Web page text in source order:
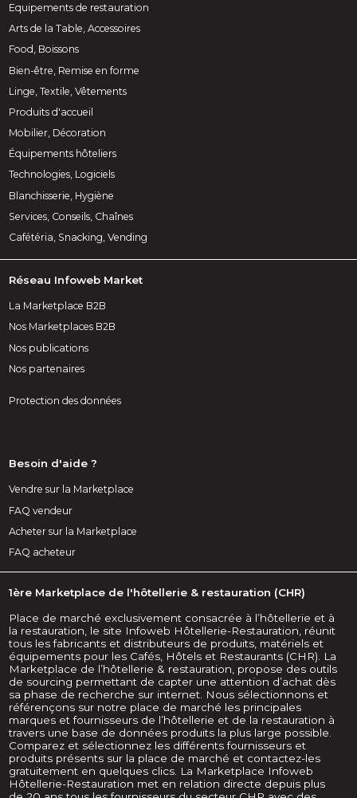
Equipements de restauration
Arts de la Table, Accessoires
Food, Boissons
Bien-être, Remise en forme
Linge, Textile, Vêtements
Produits d'accueil
Mobilier, Décoration
Équipements hôteliers
Technologies, Logiciels
Blanchisserie, Hygiène
Services, Conseils, Chaînes
Cafétéria, Snacking, Vending
Réseau Infoweb Market
La Marketplace B2B
Nos Marketplaces B2B
Nos publications
Nos partenaires
Protection des données
Besoin d'aide ?
Vendre sur la Marketplace
FAQ vendeur
Acheter sur la Marketplace
FAQ acheteur
1ère Marketplace de l'hôtellerie & restauration (CHR)
Place de marché exclusivement consacrée à l’hôtellerie et à
la restauration, le site Infoweb Hôtellerie-Restauration, réunit
tous les fabricants et distributeurs de produits, matériels et
équipements pour les Cafés, Hôtels et Restaurants (CHR). La
Marketplace de l’hôtellerie & restauration, propose des outils
de sourcing permettant de capter une attention d’achat dès
sa phase de recherche sur internet. Nous sélectionnons et
référençons sur notre place de marché les principales
marques et fournisseurs de l’hôtellerie et de la restauration à
travers une base de données produits la plus large possible.
Comparez et sélectionnez les différents fournisseurs et
produits présents sur la place de marché et contactez-les
gratuitement en quelques clics. La Marketplace Infoweb
Hôtellerie-Restauration met en relation directe depuis plus